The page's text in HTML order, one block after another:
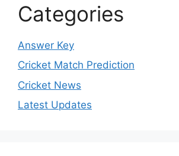
Categories
Answer Key
Cricket Match Prediction
Cricket News
Latest Updates